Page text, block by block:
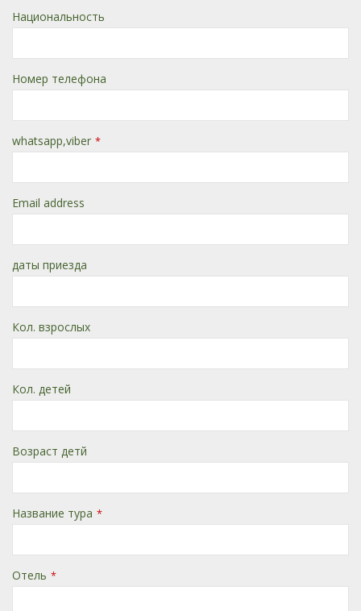
Национальность
Номер телефона
whatsapp,viber *
Email address
даты приезда
Кол. взрослых
Кол. детей
Возраст детй
Название тура *
Отель *